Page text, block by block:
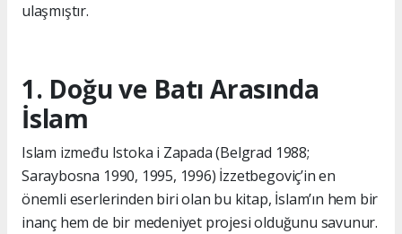
ulaşmıştır.
1. Doğu ve Batı Arasında
İslam
Islam između Istoka i Zapada (Belgrad 1988;
Saraybosna 1990, 1995, 1996) İzzetbegoviç’in en
önemli eserlerinden biri olan bu kitap, İslam’ın hem bir
inanç hem de bir medeniyet projesi olduğunu savunur.